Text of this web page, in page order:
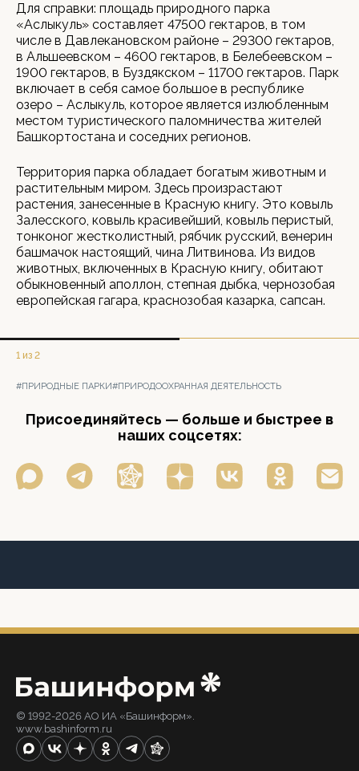
Для справки: площадь природного парка
«Аслыкуль» составляет 47500 гектаров, в том
числе в Давлекановском районе – 29300 гектаров,
в Альшеевском – 4600 гектаров, в Белебеевском –
1900 гектаров, в Буздякском – 11700 гектаров. Парк
включает в себя самое большое в республике
озеро – Аслыкуль, которое является излюбленным
местом туристического паломничества жителей
Башкортостана и соседних регионов.
Территория парка обладает богатым животным и
растительным миром. Здесь произрастают
растения, занесенные в Красную книгу. Это ковыль
Залесского, ковыль красивейший, ковыль перистый,
тонконог жестколистный, рябчик русский, венерин
башмачок настоящий, чина Литвинова. Из видов
животных, включенных в Красную книгу, обитают
обыкновенный аполлон, степная дыбка, чернозобая
европейская гагара, краснозобая казарка, сапсан.
1 из 2
#ПРИРОДНЫЕ ПАРКИ#ПРИРОДООХРАННАЯ ДЕЯТЕЛЬНОСТЬ
Присоединяйтесь — больше и быстрее в
наших соцсетях:
© 1992-2026 АО ИА «Башинформ».
www.bashinform.ru